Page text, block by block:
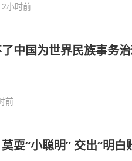
小时前
中国为世界民族事务
前
耍“小聪明” 交出“明白